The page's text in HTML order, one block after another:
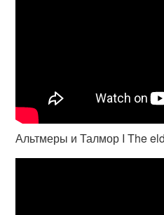
Альтмеры и Талмор I The